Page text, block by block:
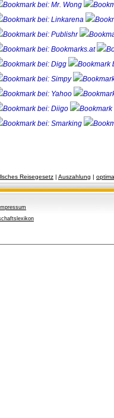
Reisegesetz | Auszahlung |
Impressum